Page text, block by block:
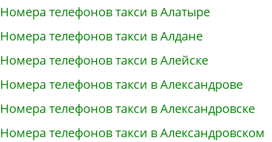
Номера телефонов такси в Алатыре
Номера телефонов такси в Алдане
Номера телефонов такси в Алейске
Номера телефонов такси в Александрове
Номера телефонов такси в Александровске
Номера телефонов такси в Александровском